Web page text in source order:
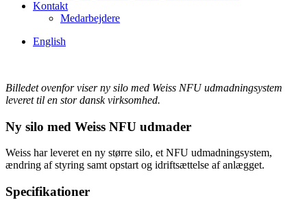
Kontakt
Medarbejdere
English
Billedet ovenfor viser ny silo med Weiss NFU udmadningsystem
leveret til en stor dansk virksomhed.
Ny silo med Weiss NFU udmader
Weiss har leveret en ny større silo, et NFU udmadningsystem,
ændring af styring samt opstart og idriftsættelse af anlægget.
Specifikationer